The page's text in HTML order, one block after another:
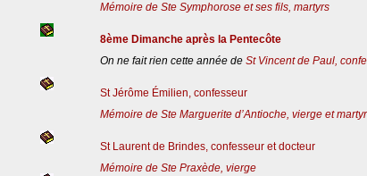
Mémoire de Ste Symphorose et ses fils, martyrs
8ème Dimanche après la Pentecôte
On ne fait rien cette année de St Vincent de Paul,
St Jérôme Émilien, confesseur
Mémoire de Ste Marguerite d’Antioche, vierge et
St Laurent de Brindes, confesseur et docteur
Mémoire de Ste Praxède, vierge